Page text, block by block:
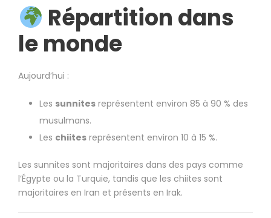
Répartition dans
le monde
Aujourd’hui :
Les sunnites représentent environ 85 à 90 % des
musulmans.
Les chiites représentent environ 10 à 15 %.
Les sunnites sont majoritaires dans des pays comme
l’Égypte ou la Turquie, tandis que les chiites sont
majoritaires en Iran et présents en Irak.